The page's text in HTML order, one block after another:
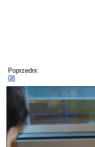
Poprzedni:
08